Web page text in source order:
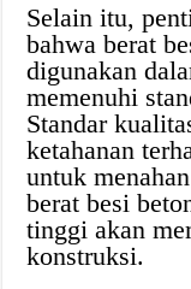
Selain itu,
bahwa berat
digunakan
memenuhi
Standar
ketahanan
untuk
berat besi
tinggi akan
konstruksi.